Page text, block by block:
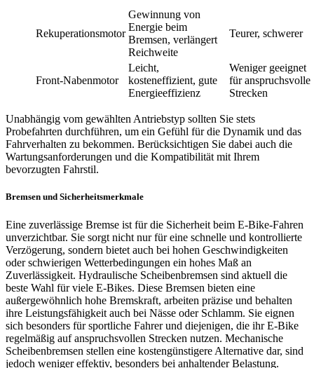
Rekuperationsmotor
Gewinnung von
Energie beim
Bremsen, verlängert
Reichweite
Teurer, schwerer
Front-Nabenmotor
Leicht,
kosteneffizient, gute
Energieeffizienz
Weniger geeignet
für anspruchsvolle
Strecken
Unabhängig vom gewählten Antriebstyp sollten Sie stets
Probefahrten durchführen, um ein Gefühl für die Dynamik und das
Fahrverhalten zu bekommen. Berücksichtigen Sie dabei auch die
Wartungsanforderungen und die Kompatibilität mit Ihrem
bevorzugten Fahrstil.
Bremsen und Sicherheitsmerkmale
Eine zuverlässige Bremse ist für die Sicherheit beim E-Bike-Fahren
unverzichtbar. Sie sorgt nicht nur für eine schnelle und kontrollierte
Verzögerung, sondern bietet auch bei hohen Geschwindigkeiten
oder schwierigen Wetterbedingungen ein hohes Maß an
Zuverlässigkeit. Hydraulische Scheibenbremsen sind aktuell die
beste Wahl für viele E-Bikes. Diese Bremsen bieten eine
außergewöhnlich hohe Bremskraft, arbeiten präzise und behalten
ihre Leistungsfähigkeit auch bei Nässe oder Schlamm. Sie eignen
sich besonders für sportliche Fahrer und diejenigen, die ihr E-Bike
regelmäßig auf anspruchsvollen Strecken nutzen. Mechanische
Scheibenbremsen stellen eine kostengünstigere Alternative dar, sind
jedoch weniger effektiv, besonders bei anhaltender Belastung.